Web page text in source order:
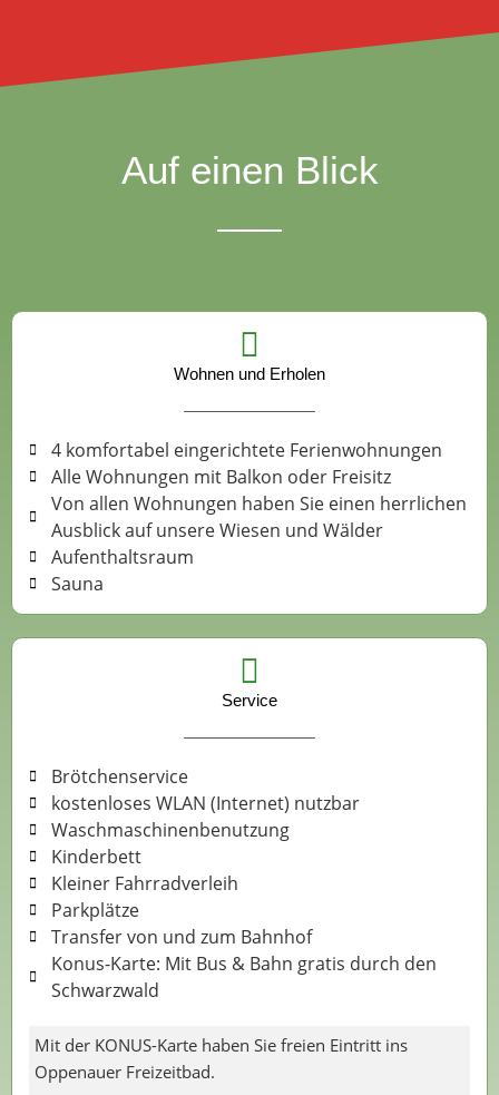
Auf einen Blick
Wohnen und Erholen
4 komfortabel eingerichtete Ferienwohnungen
Alle Wohnungen mit Balkon oder Freisitz
Von allen Wohnungen haben Sie einen herrlichen
Ausblick auf unsere Wiesen und Wälder
Aufenthaltsraum
Sauna
Service
Brötchenservice
kostenloses WLAN (Internet) nutzbar
Waschmaschinenbenutzung
Kinderbett
Kleiner Fahrradverleih
Parkplätze
Transfer von und zum Bahnhof
Konus-Karte: Mit Bus & Bahn gratis durch den
Schwarzwald
Mit der KONUS-Karte haben Sie freien Eintritt ins
Oppenauer Freizeitbad.